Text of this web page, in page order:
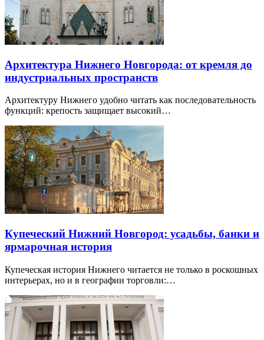
Архитектура Нижнего Новгорода: от кремля до
индустриальных пространств
Архитектуру Нижнего удобно читать как последовательность
функций: крепость защищает высокий…
Купеческий Нижний Новгород: усадьбы, банки и
ярмарочная история
Купеческая история Нижнего читается не только в роскошных
интерьерах, но и в географии торговли:…